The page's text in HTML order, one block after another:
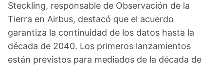
Steckling, responsable de Observación de la
Tierra en Airbus, destacó que el acuerdo
garantiza la continuidad de los datos hasta la
década de 2040. Los primeros lanzamientos
están previstos para mediados de la década de